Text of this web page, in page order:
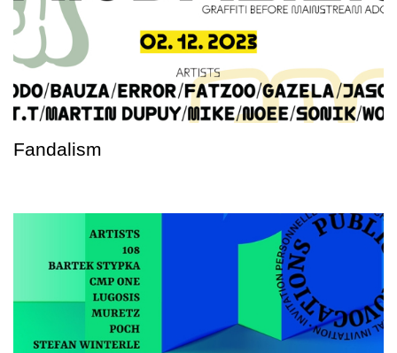
Fandalism